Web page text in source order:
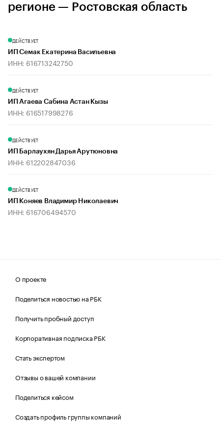
регионе — Ростовская область
ДЕЙСТВУЕТ
ИП Семак Екатерина Васильевна
ИНН: 616713242750
ДЕЙСТВУЕТ
ИП Агаева Сабина Астан Кызы
ИНН: 616517998276
ДЕЙСТВУЕТ
ИП Барлаухян Дарья Арутюновна
ИНН: 612202847036
ДЕЙСТВУЕТ
ИП Коняев Владимир Николаевич
ИНН: 616706494570
О проекте
Поделиться новостью на РБК
Получить пробный доступ
Корпоративная подписка РБК
Стать экспертом
Отзывы о вашей компании
Поделиться кейсом
Создать профиль группы компаний